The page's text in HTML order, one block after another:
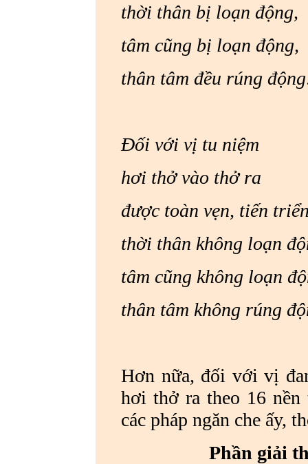
thời thân bị loạn động,
tâm cũng bị loạn
thân tâm đều rúng động
Đối với vị tu niệm
hơi thở vào thở ra
được toàn vẹn,
thời thân không loạn
tâm cũng không loạn
thân tâm không rúng
Hơn nữa, đối với vị
hơi thở ra theo 16
các pháp ngăn che ấy,
Phần giải